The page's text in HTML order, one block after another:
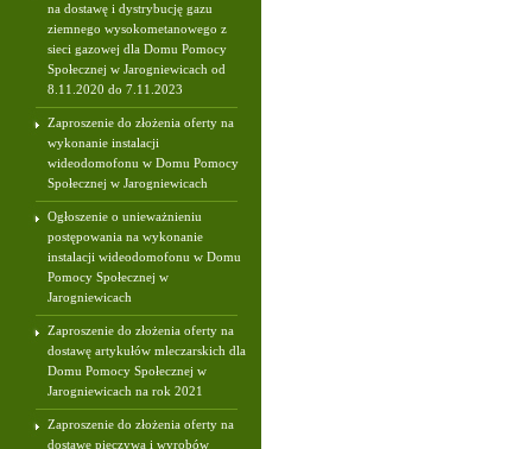
na dostawę i dystrybucję gazu
ziemnego wysokometanowego z
sieci gazowej dla Domu Pomocy
Społecznej w Jarogniewicach od
8.11.2020 do 7.11.2023
Zaproszenie do złożenia oferty na
wykonanie instalacji
wideodomofonu w Domu Pomocy
Społecznej w Jarogniewicach
Ogłoszenie o unieważnieniu
postępowania na wykonanie
instalacji wideodomofonu w Domu
Pomocy Społecznej w
Jarogniewicach
Zaproszenie do złożenia oferty na
dostawę artykułów mleczarskich dla
Domu Pomocy Społecznej w
Jarogniewicach na rok 2021
Zaproszenie do złożenia oferty na
dostawę pieczywa i wyrobów